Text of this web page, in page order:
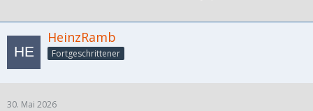
HeinzRamb
Fortgeschrittener
30. Mai 2026